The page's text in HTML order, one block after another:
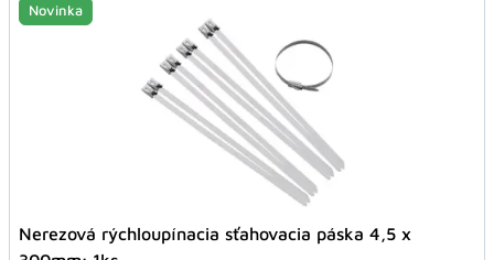
Novinka
Nerezová rýchloupínacia sťahovacia páska 4,5 x